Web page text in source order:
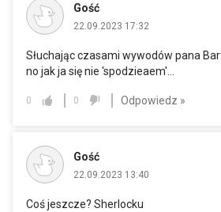
Gość
22.09.2023 17:32
Słuchając czasami wywodów pana
no jak ja się nie 'spodzieaem'...
0 0 Odpowiedz »
Gość
22.09.2023 13:40
Coś jeszcze? Sherlocku